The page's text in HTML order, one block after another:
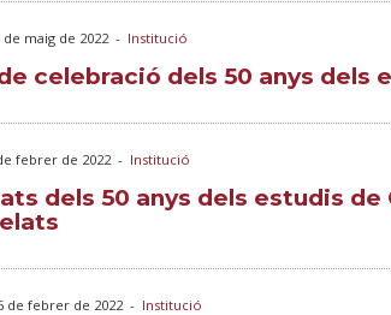
maig de 2022- Institució
celebració dels 50 anys dels
febrer de 2022- Institució
dels 50 anys dels estudis de
de febrer de 2022- Institució